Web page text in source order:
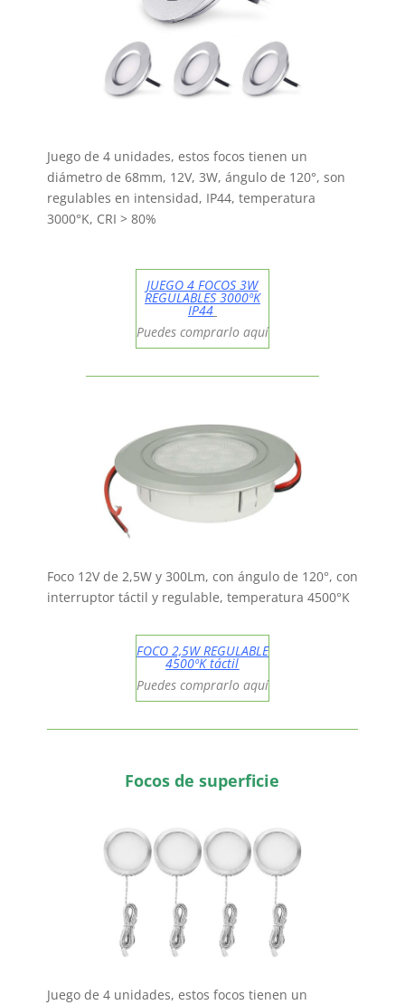
Juego de 4 unidades, estos focos tienen un
diámetro de 68mm, 12V, 3W, ángulo de 120°, son
regulables en intensidad, IP44, temperatura
3000°K, CRI > 80%
JUEGO 4 FOCOS 3W
REGULABLES 3000ºK
IP44
Puedes comprarlo aquí
Foco 12V de 2,5W y 300Lm, con ángulo de 120°, con
interruptor táctil y regulable, temperatura 4500°K
FOCO 2,5W REGULABLE
4500ºK táctil
Puedes comprarlo aquí
Focos de superficie
Juego de 4 unidades, estos focos tienen un